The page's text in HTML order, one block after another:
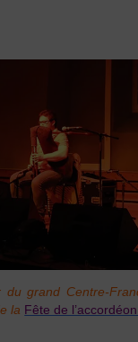
grand Centre-
la Fête de